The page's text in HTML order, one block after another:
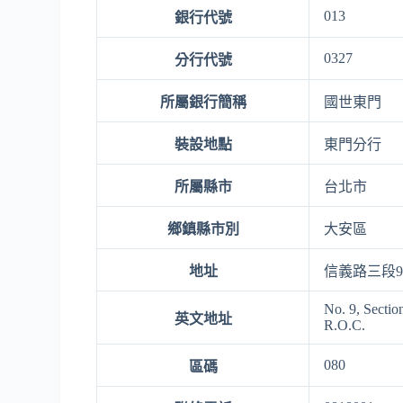
銀行代號 013
分行代號 0327
所屬銀行簡稱 國世東門
裝設地點 東門分行
所屬縣市 台北市
鄉鎮縣市別 大安區
地址 信義路三段
英文地址
No. 9,
R.O.C.
區碼 080